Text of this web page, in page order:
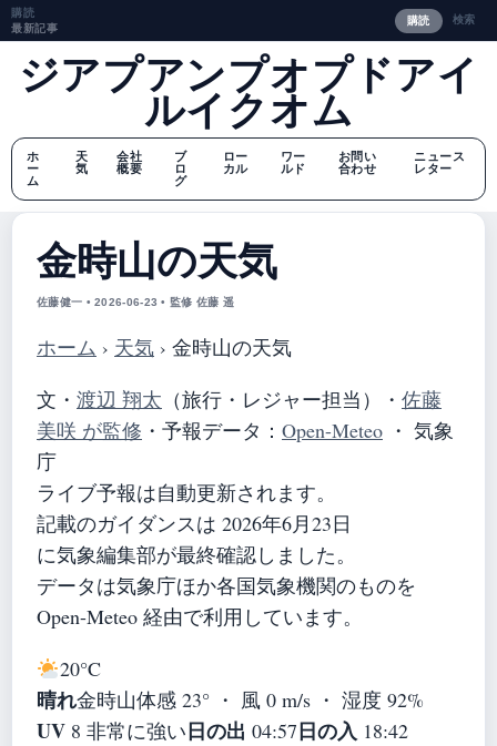
購読
最新記事
購読 検索
ジアプアンプオプドアイ
ルイクオム
ホ
ー
ム
天
気
会社
概要
ブ
ロ
グ
ロー
カル
ワー
ルド
お問い
合わせ
ニュース
レター
金時山の天気
佐藤健一 • 2026-06-23 • 監修 佐藤 遥
ホーム › 天気 › 金時山の天気
文・ 渡辺 翔太 （旅行・レジャー担当） ・ 佐藤
美咲 が監修 ・ 予報データ： Open-Meteo ・ 気象
庁
ライブ予報は自動更新されます。
記載のガイダンスは 2026年6月23日
に気象編集部が最終確認しました。
データは気象庁ほか各国気象機関のものを
Open-Meteo 経由で利用しています。
20°C
晴れ金時山体感 23° ・ 風 0 m/s ・ 湿度 92%
UV 8 非常に強い日の出 04:57日の入 18:42